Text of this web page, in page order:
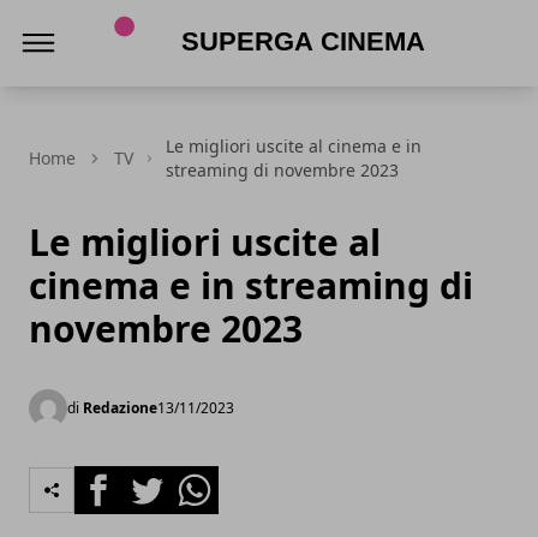
Home TV
Le migliori uscite al cinema e in
streaming di novembre 2023
Le migliori uscite al
cinema e in streaming di
novembre 2023
di Redazione13/11/2023
FacebookTwitterWhatsapp